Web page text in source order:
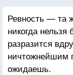
Ревность — та
никогда
разразится
ничтожнейшим
ожидаешь.